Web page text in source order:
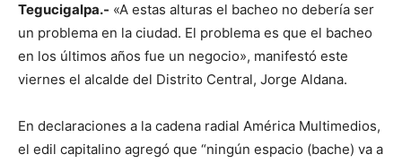
Tegucigalpa.- «A estas alturas el bacheo no debería ser
un problema en la ciudad. El problema es que el bacheo
en los últimos años fue un negocio», manifestó este
viernes el alcalde del Distrito Central, Jorge Aldana.
En declaraciones a la cadena radial América Multimedios,
el edil capitalino agregó que “ningún espacio (bache) va a